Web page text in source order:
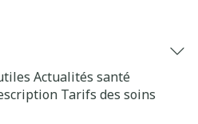
Actualités santé
Tarifs des soins